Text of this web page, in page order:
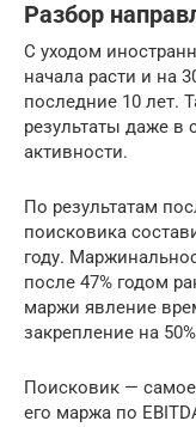
Разбор
С уходом
начала расти и на
последние 10 лет.
результаты даже в
активности.
По результатам
поисковика
году.
после 47% годом
маржи явление
закрепление на
Поисковик —
его маржа по